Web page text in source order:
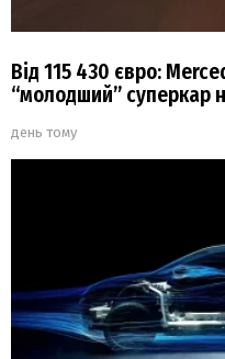
Від 115 430 євро:
“молодший” суперкар
день тому